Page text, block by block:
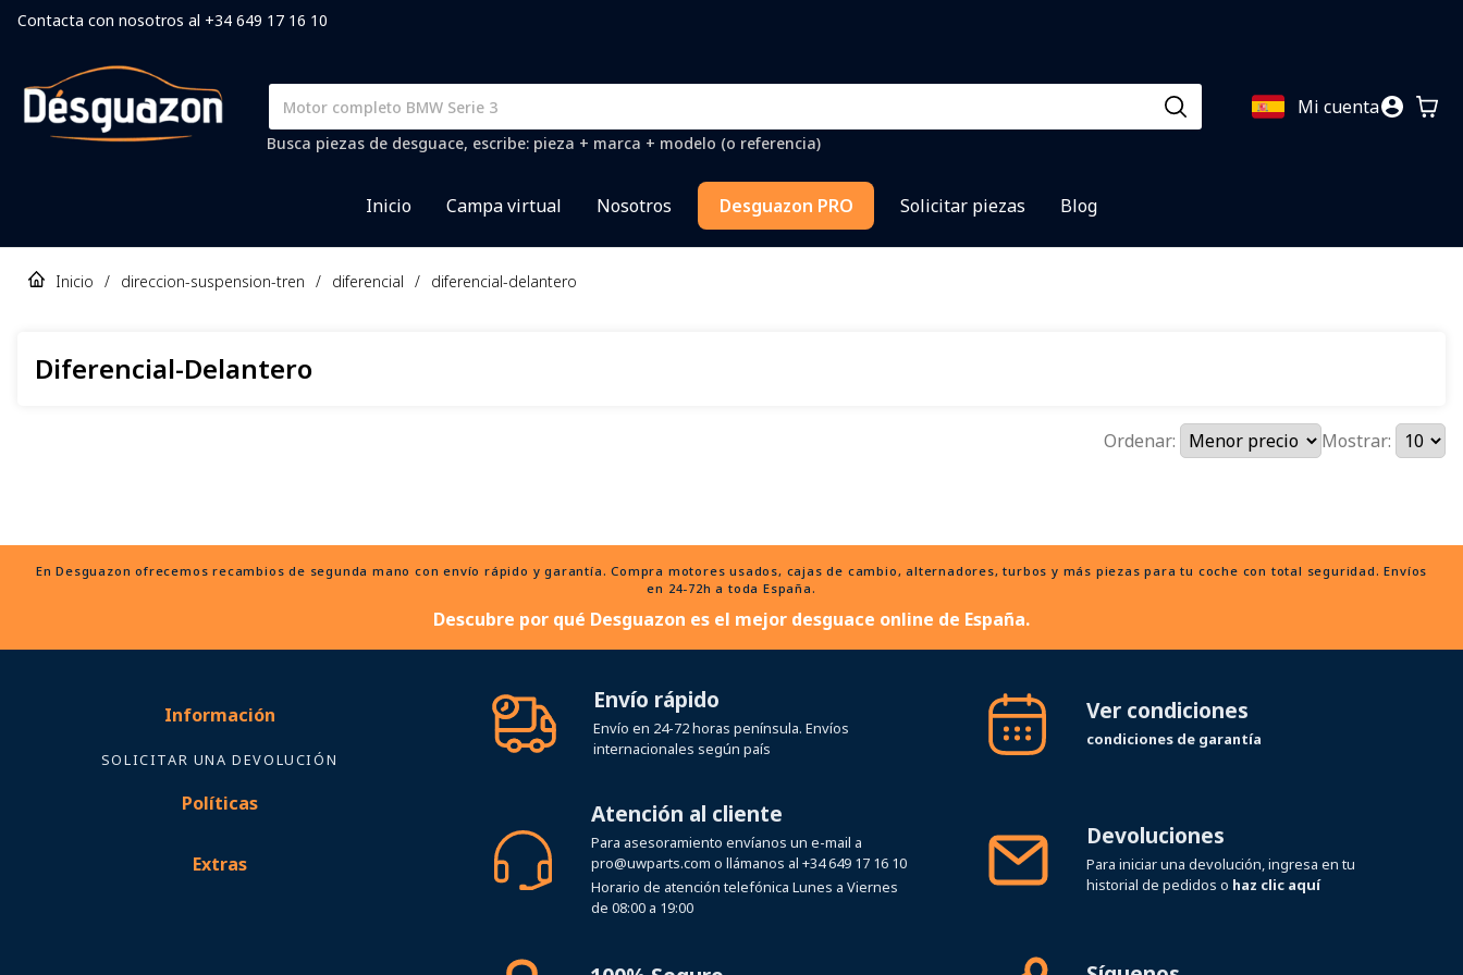
Contacta con nosotros al +34 649 17 16 10
Busca piezas de desguace, escribe: pieza + marca + modelo (o referencia)
Mi cuenta
Inicio Campa virtual Nosotros Desguazon PRO Solicitar piezas Blog
Inicio / direccion-suspension-tren / diferencial / diferencial-delantero
Diferencial-Delantero
Ordenar: Mostrar:
En Desguazon ofrecemos recambios de segunda mano con envío rápido y garantía. Compra motores usados, cajas de cambio, alternadores, turbos y más piezas para tu coche con total seguridad. Envíos
en 24-72h a toda España.
Descubre por qué Desguazon es el mejor desguace online de España.
Información
SOLICITAR UNA DEVOLUCIÓN
Envío rápido Ver condiciones
Atención al cliente
Para asesoramiento envíanos un e-mail a
pro@uwparts.com
Devoluciones